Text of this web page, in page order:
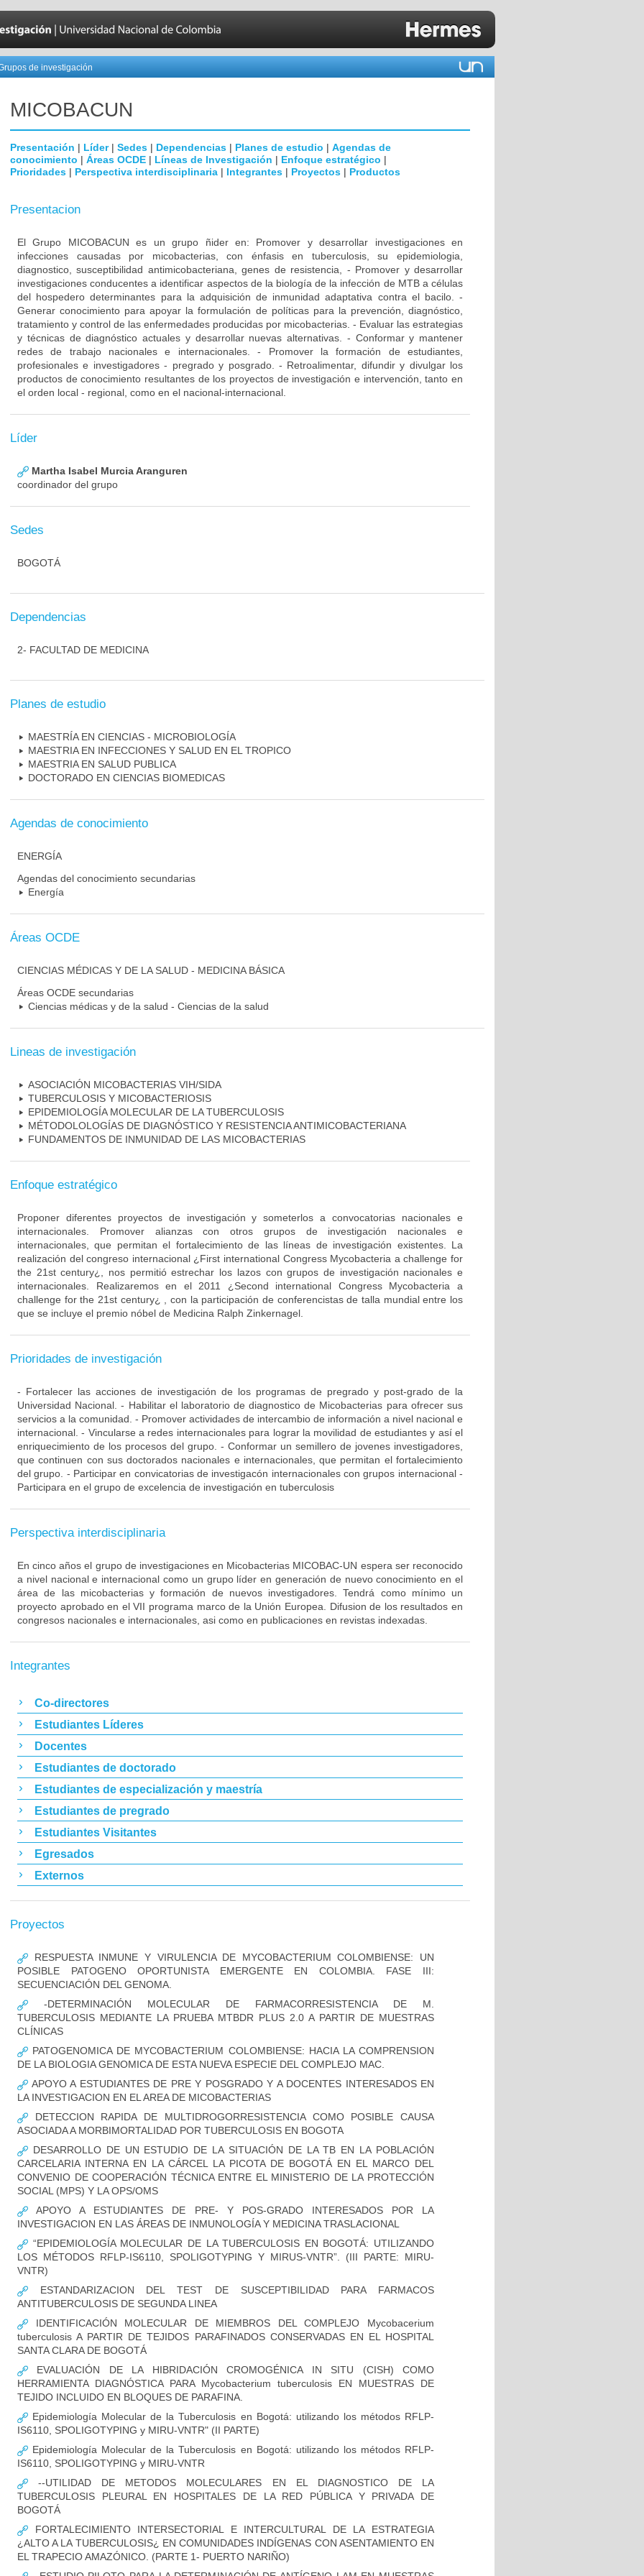
de investigación
MICOBAC­UN
Presentación | Líder| Sedes | Dependencias | Planes de estudio | Agendas de
conocimiento | Áreas OCDE | Líneas de Investigación | Enfoque estratégico |
Prioridades | Perspectiva interdisciplinaria | Integrantes | Proyectos | Productos
Presentacion
El Grupo MICOBACUN es un grupo ñider en: Promover y desarrollar investigaciones en
infecciones causadas por micobacterias, con énfasis en tuberculosis, su epidemiologia,
diagnostico, susceptibilidad antimicobacteriana, genes de resistencia, - Promover y desarrollar
investigaciones conducentes a identificar aspectos de la biología de la infección de MTB a células
del hospedero determinantes para la adquisición de inmunidad adaptativa contra el bacilo. -
Generar conocimiento para apoyar la formulación de políticas para la prevención, diagnóstico,
tratamiento y control de las enfermedades producidas por micobacterias. - Evaluar las estrategias
y técnicas de diagnóstico actuales y desarrollar nuevas alternativas. - Conformar y mantener
redes de trabajo nacionales e internacionales. - Promover la formación de estudiantes,
profesionales e investigadores - pregrado y posgrado. - Retroalimentar, difundir y divulgar los
productos de conocimiento resultantes de los proyectos de investigación e intervención, tanto en
el orden local - regional, como en el nacional-internacional.
Líder
Martha Isabel Murcia Aranguren
coordinador del grupo
Sedes
BOGOTÁ
Dependencias
2- FACULTAD DE MEDICINA
Planes de estudio
MAESTRÍA EN CIENCIAS - MICROBIOLOGÍA
MAESTRIA EN INFECCIONES Y SALUD EN EL TROPICO
MAESTRIA EN SALUD PUBLICA
DOCTORADO EN CIENCIAS BIOMEDICAS
Agendas de conocimiento
ENERGÍA
Agendas del conocimiento secundarias
Energía
Áreas OCDE
CIENCIAS MÉDICAS Y DE LA SALUD - MEDICINA BÁSICA
Áreas OCDE secundarias
Ciencias médicas y de la salud - Ciencias de la salud
Lineas de investigación
ASOCIACIÓN MICOBACTERIAS VIH/SIDA
TUBERCULOSIS Y MICOBACTERIOSIS
EPIDEMIOLOGÍA MOLECULAR DE LA TUBERCULOSIS
MÉTODOLOLOGÍAS DE DIAGNÓSTICO Y RESISTENCIA ANTIMICOBACTERIANA
FUNDAMENTOS DE INMUNIDAD DE LAS MICOBACTERIAS
Enfoque estratégico
Proponer diferentes proyectos de investigación y someterlos a convocatorias nacionales e
internacionales. Promover alianzas con otros grupos de investigación nacionales e
internacionales, que permitan el fortalecimiento de las líneas de investigación existentes. La
realización del congreso internacional ¿First international Congress Mycobacteria a challenge for
the 21st century¿, nos permitió estrechar los lazos con grupos de investigación nacionales e
internacionales. Realizaremos en el 2011 ¿Second international Congress Mycobacteria a
challenge for the 21st century¿ , con la participación de conferencistas de talla mundial entre los
que se incluye el premio nóbel de Medicina Ralph Zinkernagel.
Prioridades de investigación
- Fortalecer las acciones de investigación de los programas de pregrado y post-grado de la
Universidad Nacional. - Habilitar el laboratorio de diagnostico de Micobacterias para ofrecer sus
servicios a la comunidad. - Promover actividades de intercambio de información a nivel nacional e
internacional. - Vincularse a redes internacionales para lograr la movilidad de estudiantes y así el
enriquecimiento de los procesos del grupo. - Conformar un semillero de jovenes investigadores,
que continuen con sus doctorados nacionales e internacionales, que permitan el fortalecimiento
del grupo. - Participar en convicatorias de investigacón internacionales con grupos internacional -
Participara en el grupo de excelencia de investigación en tuberculosis
Perspectiva interdisciplinaria
En cinco años el grupo de investigaciones en Micobacterias MICOBAC-UN espera ser reconocido
a nivel nacional e internacional como un grupo líder en generación de nuevo conocimiento en el
área de las micobacterias y formación de nuevos investigadores. Tendrá como mínimo un
proyecto aprobado en el VII programa marco de la Unión Europea. Difusion de los resultados en
congresos nacionales e internacionales, asi como en publicaciones en revistas indexadas.
Integrantes
Co-directores
Estudiantes Líderes
Docentes
Estudiantes de doctorado
Estudiantes de especialización y maestría
Estudiantes de pregrado
Estudiantes Visitantes
Egresados
Externos
Proyectos
RESPUESTA INMUNE Y VIRULENCIA DE MYCOBACTERIUM COLOMBIENSE: UN
POSIBLE PATOGENO OPORTUNISTA EMERGENTE EN COLOMBIA. FASE III:
SECUENCIACIÓN DEL GENOMA.
-DETERMINACIÓN MOLECULAR DE FARMACORRESISTENCIA DE M.
TUBERCULOSIS MEDIANTE LA PRUEBA MTBDR PLUS 2.0 A PARTIR DE MUESTRAS
CLÍNICAS
PATOGENOMICA DE MYCOBACTERIUM COLOMBIENSE: HACIA LA COMPRENSION
DE LA BIOLOGIA GENOMICA DE ESTA NUEVA ESPECIE DEL COMPLEJO MAC.
APOYO A ESTUDIANTES DE PRE Y POSGRADO Y A DOCENTES INTERESADOS EN
LA INVESTIGACION EN EL AREA DE MICOBACTERIAS
DETECCION RAPIDA DE MULTIDROGORRESISTENCIA COMO POSIBLE CAUSA
ASOCIADA A MORBIMORTALIDAD POR TUBERCULOSIS EN BOGOTA
DESARROLLO DE UN ESTUDIO DE LA SITUACIÓN DE LA TB EN LA POBLACIÓN
CARCELARIA INTERNA EN LA CÁRCEL LA PICOTA DE BOGOTÁ EN EL MARCO DEL
CONVENIO DE COOPERACIÓN TÉCNICA ENTRE EL MINISTERIO DE LA PROTECCIÓN
SOCIAL (MPS) Y LA OPS/OMS
APOYO A ESTUDIANTES DE PRE- Y POS-GRADO INTERESADOS POR LA
INVESTIGACION EN LAS ÁREAS DE INMUNOLOGÍA Y MEDICINA TRASLACIONAL
“EPIDEMIOLOGÍA MOLECULAR DE LA TUBERCULOSIS EN BOGOTÁ: UTILIZANDO
LOS MÉTODOS RFLP-IS6110, SPOLIGOTYPING Y MIRUS-VNTR”. (III PARTE: MIRU-
VNTR)
ESTANDARIZACION DEL TEST DE SUSCEPTIBILIDAD PARA FARMACOS
ANTITUBERCULOSIS DE SEGUNDA LINEA
IDENTIFICACIÓN MOLECULAR DE MIEMBROS DEL COMPLEJO Mycobacerium
tuberculosis A PARTIR DE TEJIDOS PARAFINADOS CONSERVADAS EN EL HOSPITAL
SANTA CLARA DE BOGOTÁ
EVALUACIÓN DE LA HIBRIDACIÓN CROMOGÉNICA IN SITU (CISH) COMO
HERRAMIENTA DIAGNÓSTICA PARA Mycobacterium tuberculosis EN MUESTRAS DE
TEJIDO INCLUIDO EN BLOQUES DE PARAFINA.
Epidemiología Molecular de la Tuberculosis en Bogotá: utilizando los métodos RFLP-
IS6110, SPOLIGOTYPING y MIRU-VNTR" (II PARTE)
Epidemiología Molecular de la Tuberculosis en Bogotá: utilizando los métodos RFLP-
IS6110, SPOLIGOTYPING y MIRU-VNTR
--UTILIDAD DE METODOS MOLECULARES EN EL DIAGNOSTICO DE LA
TUBERCULOSIS PLEURAL EN HOSPITALES DE LA RED PÚBLICA Y PRIVADA DE
BOGOTÁ
FORTALECIMIENTO INTERSECTORIAL E INTERCULTURAL DE LA ESTRATEGIA
¿ALTO A LA TUBERCULOSIS¿ EN COMUNIDADES INDÍGENAS CON ASENTAMIENTO EN
EL TRAPECIO AMAZÓNICO. (PARTE 1- PUERTO NARIÑO)